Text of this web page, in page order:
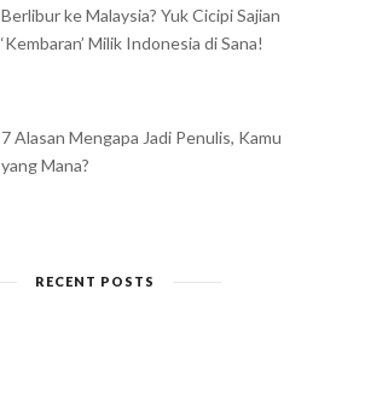
Berlibur ke Malaysia? Yuk Cicipi Sajian
‘Kembaran’ Milik Indonesia di Sana!
7 Alasan Mengapa Jadi Penulis, Kamu
yang Mana?
RECENT POSTS